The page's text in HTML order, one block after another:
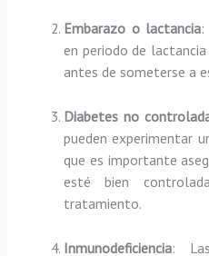
Embarazo o lactancia:
en periodo de
antes de someterse a
Diabetes no
pueden experimentar
que es importante
esté bien
tratamiento.
Inmunodeficiencia: